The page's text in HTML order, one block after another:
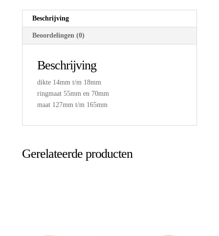
Lozenge
aantal
Beschrijving
Beoordelingen (0)
Beschrijving
dikte 14mm t/m 18mm
ringmaat 55mm en 70mm
maat 127mm t/m 165mm
Gerelateerde producten